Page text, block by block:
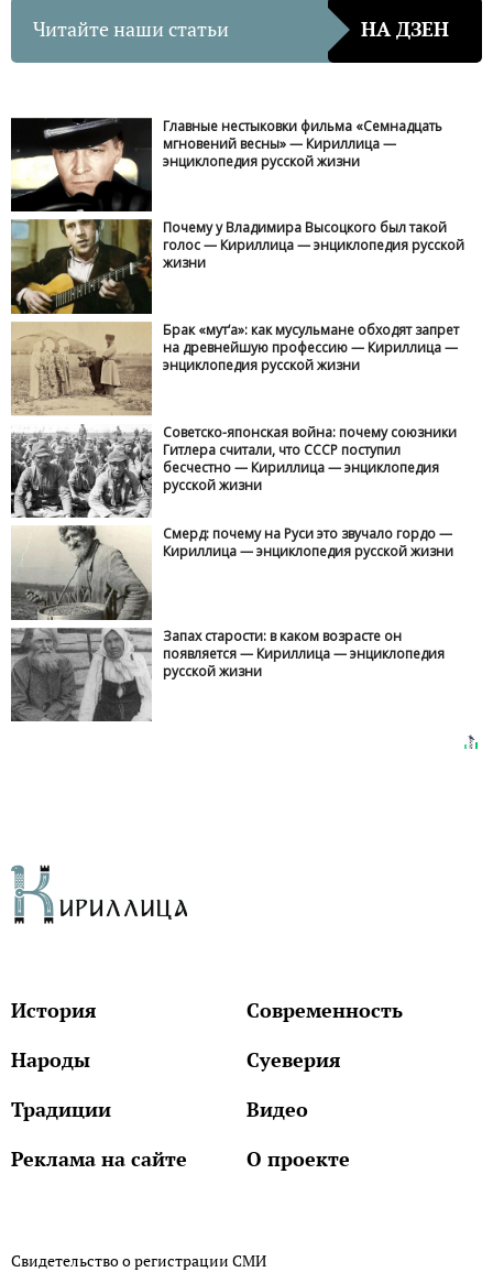
Читайте наши статьи НА ДЗЕН
Главные нестыковки фильма «Семнадцать
мгновений весны» — Кириллица —
энциклопедия русской жизни
Почему у Владимира Высоцкого был такой
голос — Кириллица — энциклопедия русской
жизни
Брак «мут‘а»: как мусульмане обходят запрет
на древнейшую профессию — Кириллица —
энциклопедия русской жизни
Советско-японская война: почему союзники
Гитлера считали, что СССР поступил
бесчестно — Кириллица — энциклопедия
русской жизни
Смерд: почему на Руси это звучало гордо —
Кириллица — энциклопедия русской жизни
Запах старости: в каком возрасте он
появляется — Кириллица — энциклопедия
русской жизни
История
Современность
Народы
Суеверия
Традиции
Видео
Реклама на сайте
О проекте
Свидетельство о регистрации СМИ